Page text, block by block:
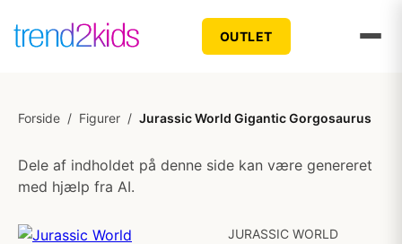
OUTLET
Forside / Figurer / Jurassic World Gigantic Gorgosaurus
Dele af indholdet på denne side kan være genereret
med hjælp fra AI.
JURASSIC WORLD